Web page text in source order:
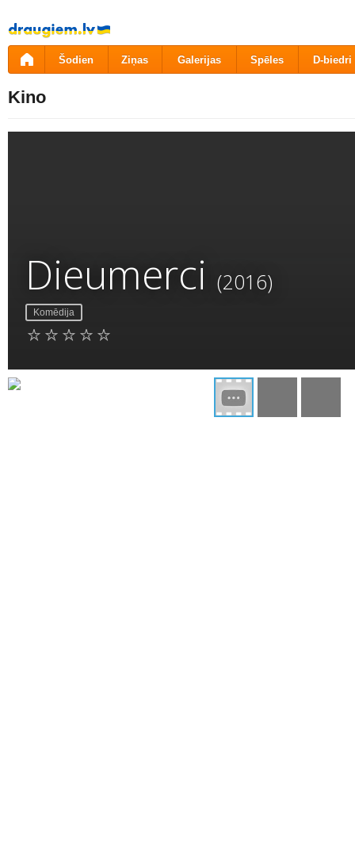
Pāriet
uz
saturu
Šodien Ziņas Galerijas Spēles D-biedri
Kino
Dieumerci (2016)
Komēdija